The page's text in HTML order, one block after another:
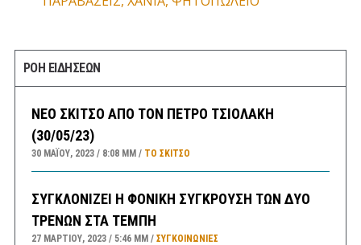
ΡΟΗ ΕΙΔΗΣΕΩΝ
ΝΕΟ ΣΚΙΤΣΟ ΑΠΟ ΤΟΝ ΠΕΤΡΟ ΤΣΙΟΛΑΚΗ
(30/05/23)
30 ΜΑΪ́ΟΥ, 2023 8:08 ΜΜ ΤΟ ΣΚΊΤΣΟ
ΣΥΓΚΛΟΝΙΖΕΙ Η ΦΟΝΙΚΗ ΣΥΓΚΡΟΥΣΗ ΤΩΝ ΔΥΟ
ΤΡΕΝΩΝ ΣΤΑ ΤΕΜΠΗ
27 ΜΑΡΤΊΟΥ, 2023 5:46 ΜΜ ΣΥΓΚΟΙΝΩΝΊΕΣ